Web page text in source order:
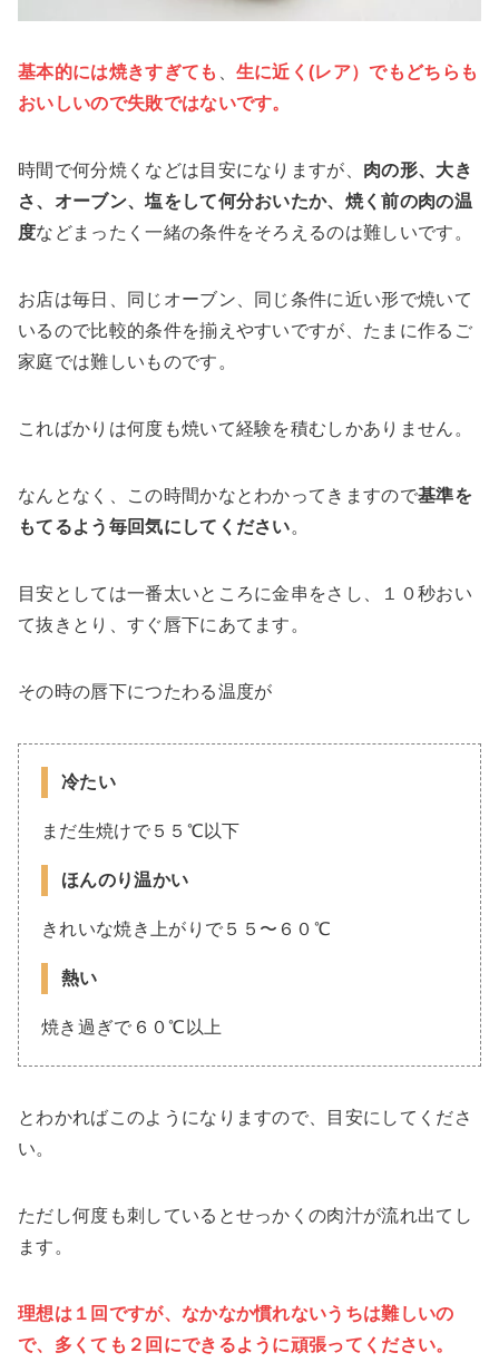
基本的には焼きすぎても
生に近く(レア）でもどちらも
おいしいので失敗ではないです。
時間で何分焼くなどは目安になりますが、 肉の形、大き
さ、オーブン、塩をして何分おいたか、焼く前の肉の温
度などまったく一緒の条件をそろえるのは難しいです。
お店は毎日、同じオーブン、同じ条件に近い形で焼いて
いるので比較的条件を揃えやすいですが、たまに作るご
家庭では難しいものです。
こればかりは何度も焼いて経験を積むしかありません。
なんとなく、この時間かなとわかってきますので基準を
もてるよう毎回気にしてください。
目安としては一番太いところに金串をさし、１０秒おい
て抜きとり、すぐ唇下にあてます。
その時の唇下につたわる温度が
冷たい
まだ生焼けで５５℃以下
ほんのり温かい
きれいな焼き上がりで５５〜６０℃
熱い
焼き過ぎで６０℃以上
とわかればこのようになりますので、目安にしてくださ
い。
ただし何度も刺しているとせっかくの肉汁が流れ出てし
ます。
理想は１回ですが、なかなか慣れないうちは難しいの
で、多くても２回にできるように頑張ってください。